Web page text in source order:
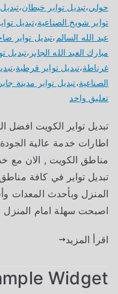
حولي،تبديل تواير خيطان،
تواير شويخ الصناعية،تبديل
عبد الله السالم ،تبديل تواير
مبارك العبد الله الجابر ،تبديل
غرناطة،تبديل تواير قرطبة،
الصناعية،تبديل تواير مدينة
تعليق واحد
تواير
الكويت
تبديل تواير الكويت افضل
مناطق الكويت , الان مع
تبديل تواير في كافة
المنزل وبأحدث المعدات
اصبحت سهلة امام
اقرأ المزيد
Widget